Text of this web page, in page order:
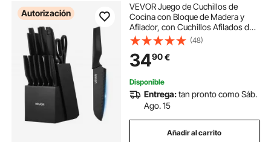
Autorización
VEVOR Juego de Cuchillos de
Cocina con Bloque de Madera y
Afilador, con Cuchillos Afilados de
Acero Inoxidable de Alto Carbono,
con Mango Ergonómico de PP,
Hoja 5CR15MOV, 15 Piezas, Color
Negro
(48)
3490€
Disponible
Entrega:tan pronto como Sáb.
Ago. 15
Añadir al carrito